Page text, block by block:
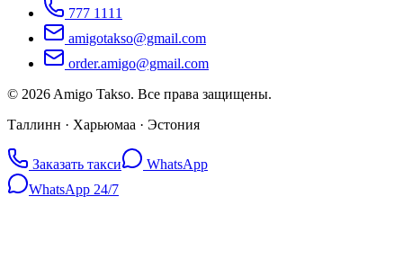
777 1111
amigotakso@gmail.com
order.amigo@gmail.com
© 2026 Amigo Takso. Все права защищены.
Таллинн · Харьюмаа · Эстония
Заказать такси
WhatsApp
WhatsApp 24/7